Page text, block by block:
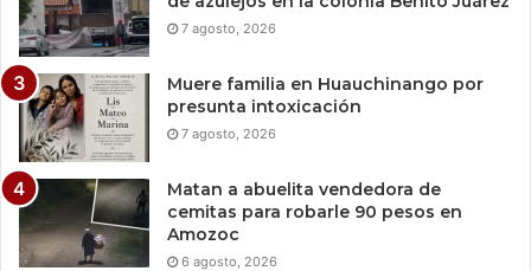
7 agosto, 2026
Muere familia en Huauchinango por
presunta intoxicación
7 agosto, 2026
Matan a abuelita vendedora de
cemitas para robarle 90 pesos en
Amozoc
6 agosto, 2026